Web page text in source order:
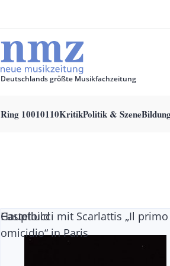
Deutschlands größte Musikfachzeitung
Ring 10010110KritikPolitik & Szene
Castellucci mit Scarlattis „Il primo
omicidio“ in Paris
Hauptbild